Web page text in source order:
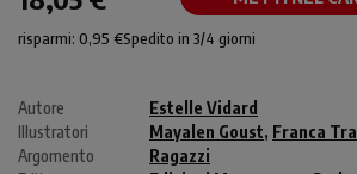
risparmi: 0,95 €Spedito in 3/4 giorni
Autore
Estelle Vidard
Illustratori
Mayalen Goust, Franca
Argomento
Ragazzi